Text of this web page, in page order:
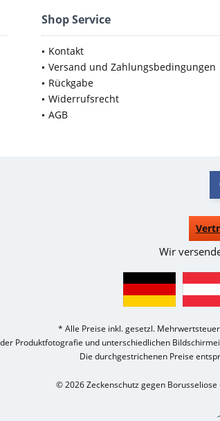
Shop Service
Kontakt
Versand und Zahlungsbedingungen
Rückgabe
Widerrufsrecht
AGB
Wir
* Alle Preise inkl. gesetzl.
Produktfotografie und unterschiedlichen
Die durchgestrichenen Preise
© 2026 Zeckenschutz gegen Borusseliose